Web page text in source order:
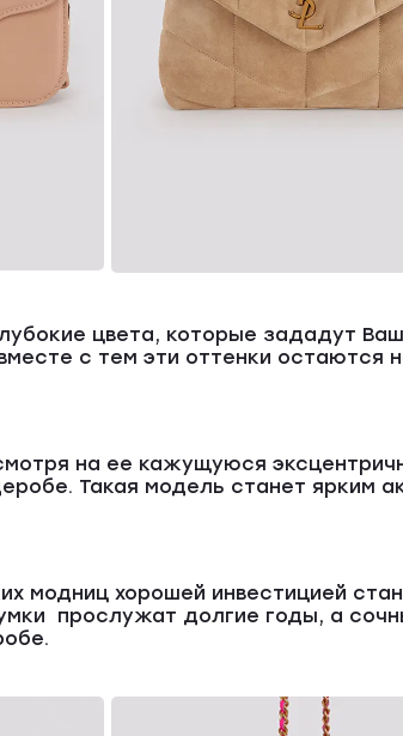
цвета, которые зададут
с тем эти оттенки остаются
на ее кажущуюся
Такая модель станет ярким
модниц хорошей инвестицией
прослужат долгие годы, а